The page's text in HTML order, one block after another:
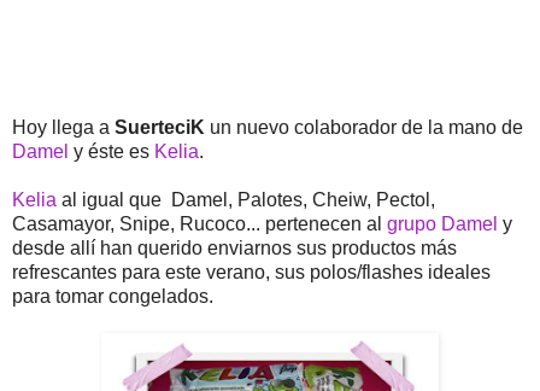
Hoy llega a SuerteciK un nuevo colaborador de la mano de
Damel y éste es Kelia.
Kelia al igual que Damel, Palotes, Cheiw, Pectol,
Casamayor, Snipe, Rucoco... pertenecen al grupo Damel y
desde allí han querido enviarnos sus productos más
refrescantes para este verano, sus polos/flashes ideales
para tomar congelados.